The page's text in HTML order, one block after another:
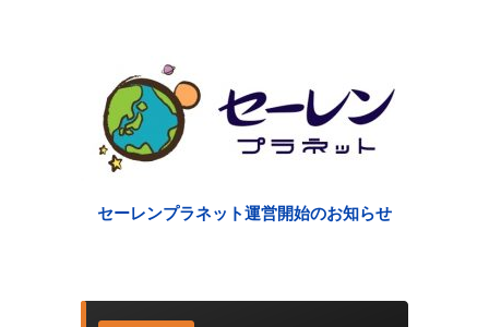
セーレンプラネット運営開始のお知らせ